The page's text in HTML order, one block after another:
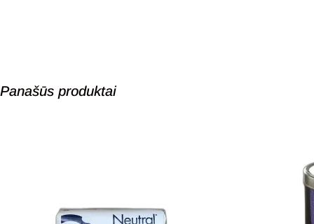
Panašūs produktai